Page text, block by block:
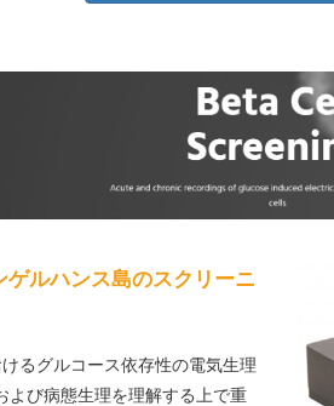
ゲルハンス島のスクリーニ
るグルコース依存性の電気生理
よび病態生理を理解する上で重